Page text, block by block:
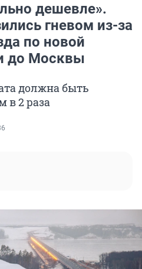
дешевле».
гневом из-за
по новой
до Москвы
должна быть
в 2 раза